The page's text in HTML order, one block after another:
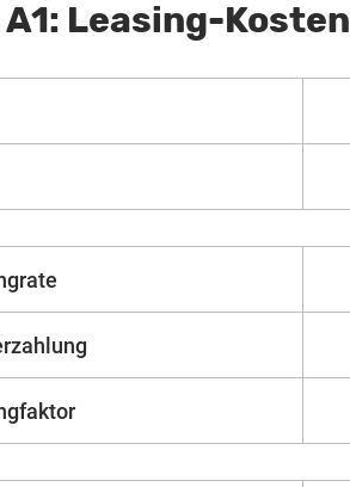
Leasing-Kosten